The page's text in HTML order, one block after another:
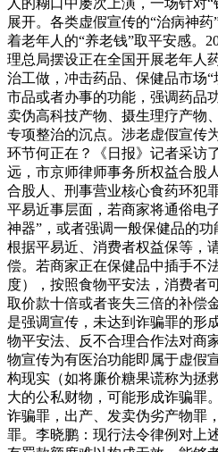
人的糊口中屡次上演，一场针对
展开。各类虚假宣传的“治病神
着老年人的“养老钱”取平安感。
理总局摆设正在全国开展老年人
治工做，冲击药品、保健品市场“
市品或者办事的功能，强调药品
卖伪高科技产物、摄生理疗产物
专项整治的沉点。涉老虚假宣传
环节何正在？《日报》记者采访
远，市京师律师事务所权益合股
合股人、刑事营业核心食药环犯
平易近事层面，若商家将通俗电
神器”，或者强调一般保健品的
根据平易近、消费者权益保等，
偿。若商家正在保健品中插手不
度），按照食物平安法，消费者
取价款十倍或者丧失三倍的补偿
是强调宣传，未达到诈骗罪的形
物平安法、反不合理合作法对商
物宣传为有医治功能即属于虚假
构现实（如将廉价糖果谎称为拯
大的公私财物，可能形成诈骗罪
诈骗罪，出产、发卖伪劣产物罪
罪。李晓鹏：现行法令律例对上